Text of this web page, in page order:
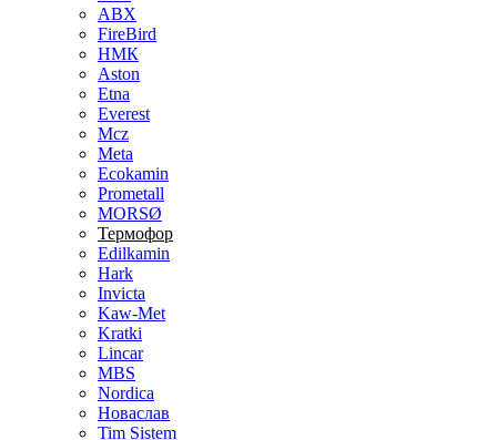
ABX
FireBird
НМК
Aston
Etna
Everest
Mcz
Meta
Ecokamin
Prometall
MORSØ
Термофор
Edilkamin
Hark
Invicta
Kaw-Met
Kratki
Lincar
MBS
Nordica
Новаслав
Tim Sistem